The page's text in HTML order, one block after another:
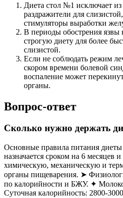
Диета стол №1 исключает
раздражители для
стимуляторы выработки
В периоды обострения язвы
строгую диету для более
слизистой.
Если не соблюдать режим
скором времени болевой
воспаление может
органы.
Вопрос-ответ
Сколько нужно держать
Основные правила питания
назначается сроком на 6 месяцев
химическую, механическую и
органы пищеварения. ➤
по калорийности и БЖУ. ✦
Суточная калорийность: 2800-